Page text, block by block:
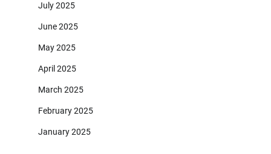
July 2025
June 2025
May 2025
April 2025
March 2025
February 2025
January 2025